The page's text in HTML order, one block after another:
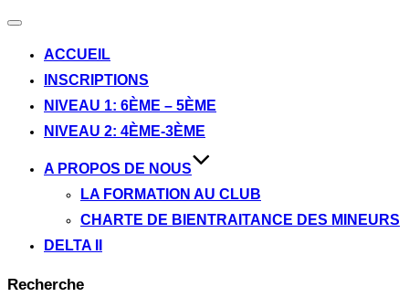
Ouvrir/fermer
navigationACCUEIL
INSCRIPTIONS
NIVEAU 1: 6ÈME – 5ÈME
NIVEAU 2: 4ÈME-3ÈME
A PROPOS DE NOUS
LA FORMATION AU CLUB
CHARTE DE BIENTRAITANCE DES MINEURS
DELTA II
Recherche